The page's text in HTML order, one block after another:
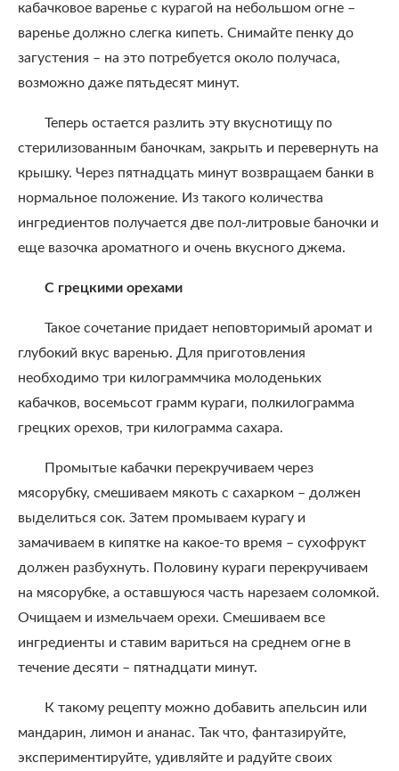
кабачковое варенье с курагой на небольшом огне –
варенье должно слегка кипеть. Снимайте пенку до
загустения – на это потребуется около получаса,
возможно даже пятьдесят минут.
Теперь остается разлить эту вкуснотищу по
стерилизованным баночкам, закрыть и перевернуть на
крышку. Через пятнадцать минут возвращаем банки в
нормальное положение. Из такого количества
ингредиентов получается две пол-литровые баночки и
еще вазочка ароматного и очень вкусного джема.
С грецкими орехами
Такое сочетание придает неповторимый аромат и
глубокий вкус варенью. Для приготовления
необходимо три килограммчика молоденьких
кабачков, восемьсот грамм кураги, полкилограмма
грецких орехов, три килограмма сахара.
Промытые кабачки перекручиваем через
мясорубку, смешиваем мякоть с сахарком – должен
выделиться сок. Затем промываем курагу и
замачиваем в кипятке на какое-то время – сухофрукт
должен разбухнуть. Половину кураги перекручиваем
на мясорубке, а оставшуюся часть нарезаем соломкой.
Очищаем и измельчаем орехи. Смешиваем все
ингредиенты и ставим вариться на среднем огне в
течение десяти – пятнадцати минут.
К такому рецепту можно добавить апельсин или
мандарин, лимон и ананас. Так что, фантазируйте,
экспериментируйте, удивляйте и радуйте своих